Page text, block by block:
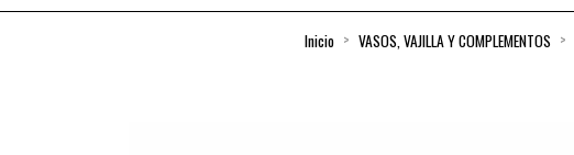
Inicio VASOS, VAJILLA Y COMPLEMENTOS